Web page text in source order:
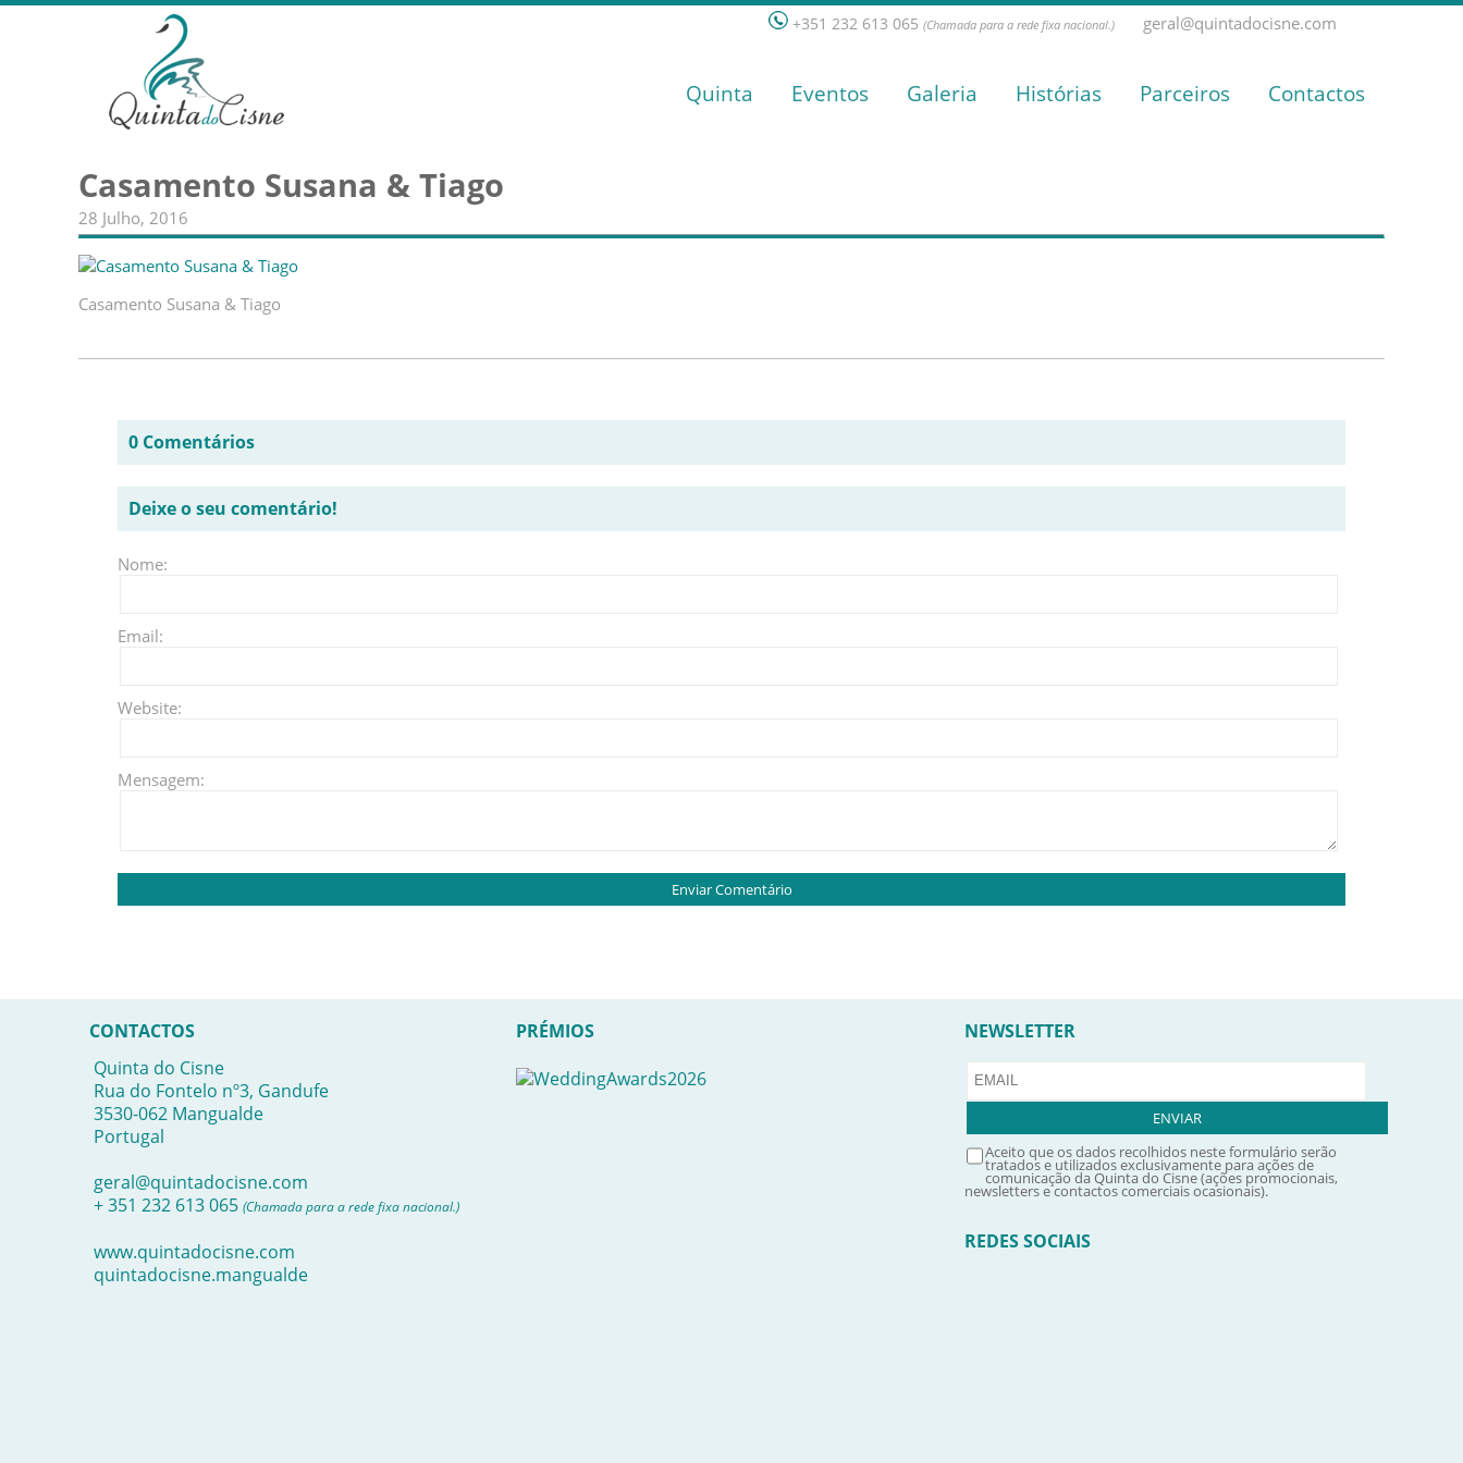
+351 232 613 065 (Chamada para a rede fixa nacional.) geral@quintadocisne.com
Quinta Eventos Galeria Histórias Parceiros Contactos
Casamento Susana & Tiago
28 Julho, 2016
Casamento Susana & Tiago
0 Comentários
Deixe o seu comentário!
Nome:
Email:
Website:
Mensagem:
CONTACTOS
Quinta do Cisne
Rua do Fontelo nº3, Gandufe
3530-062 Mangualde
Portugal
geral@quintadocisne.com
+ 351 232 613 065 (Chamada para a rede fixa nacional.)
www.quintadocisne.com
quintadocisne.mangualde
PRÉMIOS NEWSLETTER
Aceito que os dados recolhidos neste formulário serão
tratados e utilizados exclusivamente para ações de
comunicação da Quinta do Cisne (ações promocionais,
newsletters e contactos comerciais ocasionais).
REDES SOCIAIS